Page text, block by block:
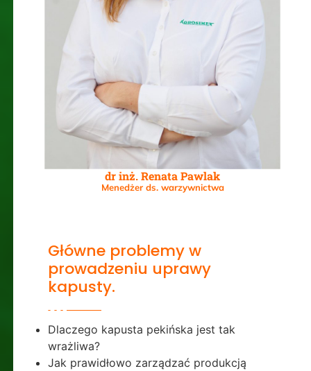
dr inż. Renata Pawlak
Menedżer ds. warzywnictwa
Główne problemy w
prowadzeniu uprawy
kapusty.
Dlaczego kapusta pekińska jest tak
wrażliwa?
Jak prawidłowo zarządzać produkcją